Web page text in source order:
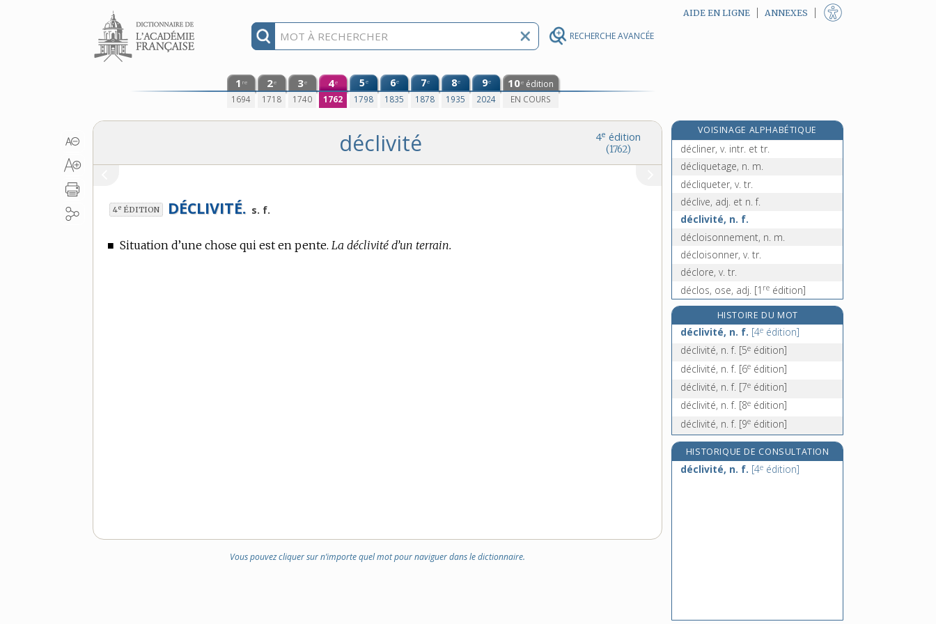
RECHERCHE AVANCÉE
Aller au contenu AIDE EN LIGNE ANNEXES
1 re
1694
2e
1718
3e
1740
4e
1762
5e
1798
6e
1835
7e
1878
8e
1935
9e
2024
10e édition
EN COURS
4e édition
(1762)
déclivité
4e ÉDITION DÉCLIVITÉ. s. f.
■ Situation d’une chose qui est en pente. La déclivité d’un terrain.
Vous pouvez cliquer sur n’importe quel mot pour naviguer dans le dictionnaire.
VOISINAGE ALPHABÉTIQUE
déclinatoire, adj.
décliner, v. intr. et tr.
décliquetage, n. m.
décliqueter, v. tr.
déclive, adj. et n. f.
déclivité, n. f.
décloisonnement, n. m.
décloisonner, v. tr.
déclore, v. tr.
déclos, ose, adj. [1 re édition]
déclouage, n. m.
déclouer, v. tr.
déco, adj.
HISTOIRE DU MOT
déclivité, n. f. [4e édition]
déclivité, n. f. [5e édition]
déclivité, n. f. [6e édition]
déclivité, n. f. [7e édition]
déclivité, n. f. [8e édition]
déclivité, n. f. [9e édition]
HISTORIQUE DE CONSULTATION
déclivité, n. f. [4e édition]